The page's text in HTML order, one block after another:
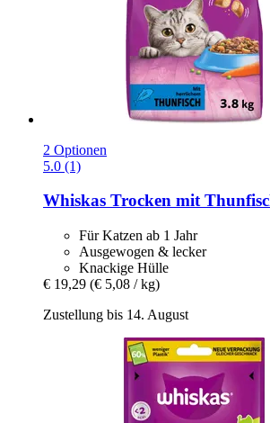
2 Optionen
5.0 (1)
Whiskas Trocken mit
Für Katzen ab 1 Jahr
Ausgewogen & lecker
Knackige Hülle
€ 19,29 (€ 5,08 / kg)
Zustellung bis 14. August